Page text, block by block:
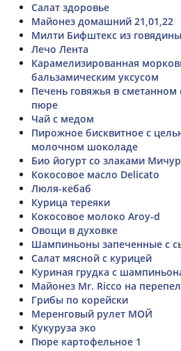
Салат здоровье
Майонез домашний 21,01,22
Милти Бифштекс из
Лечо Лента
Карамелизированная
бальзамическим уксусом
Печень говяжья в
пюре
Чай с медом
Пирожное бисквитное с
молочном шоколаде
Био йогурт со злаками
Кокосовое масло Delicato
Люля-кебаб
Курица тереяки
Кокосовое молоко Aroy-d
Овощи в духовке
Шампиньоны запеченные с
Салат мясной с курицей
Куриная грудка с
Майонез Mr. Ricco на
Грибы по корейски
Меренговый рулет МОЙ
Кукуруза эко
Пюре картофельное 1